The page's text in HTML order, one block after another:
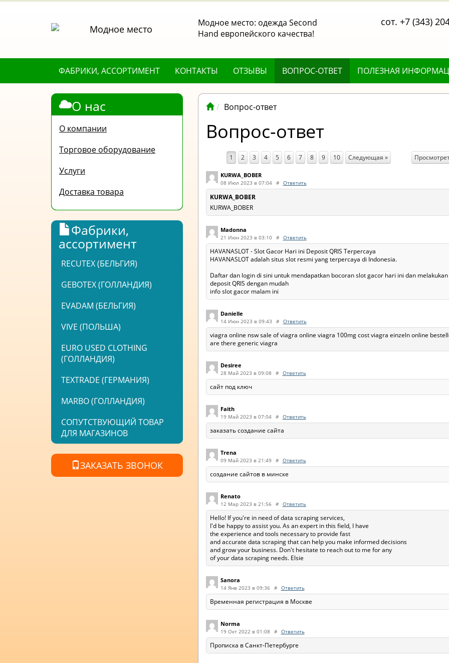
Модное место: одежда Second
Hand европейского качества!
сот. +7 (343)
ФАБРИКИ, АССОРТИМЕНТ КОНТАКТЫ ОТЗЫВЫ ВОПРОС-ОТВЕТ ПОЛЕЗНАЯ
О нас
О компании
Торговое оборудование
Услуги
Доставка товара
Фабрики,
ассортимент
RECUTEX (БЕЛЬГИЯ)
GEBOTEX (ГОЛЛАНДИЯ)
EVADAM (БЕЛЬГИЯ)
VIVE (ПОЛЬША)
EURO USED CLOTHING
(ГОЛЛАНДИЯ)
TEXTRADE (ГЕРМАНИЯ)
MARBO (ГОЛЛАНДИЯ)
СОПУТСТВУЮЩИЙ ТОВАР
ДЛЯ МАГАЗИНОВ
ЗАКАЗАТЬ ЗВОНОК
Вопрос-ответ
Вопрос-ответ
1 2 3 4 5 6 7 8 9 10 Следующая »
KURWA_BOBER
08 Июл 2023 в 07:04 # Ответить
KURWA_BOBER
KURWA_BOBER
Madonna
21 Июн 2023 в 03:10 # Ответить
HAVANASLOT - Slot Gacor Hari ini Deposit QRIS Terpercaya
HAVANASLOT adalah situs slot resmi yang terpercaya di Indonesia.
Daftar dan login di sini untuk mendapatkan bocoran slot gacor hari ini dan
deposit QRIS dengan mudah
info slot gacor malam ini
Danielle
14 Июн 2023 в 09:43 # Ответить
viagra online nsw sale of viagra online viagra 100mg cost viagra einzeln online
are there generic viagra
Desiree
28 Май 2023 в 09:08 # Ответить
сайт под ключ
Faith
19 Май 2023 в 07:04 # Ответить
заказать создание сайта
Trena
09 Май 2023 в 21:49 # Ответить
создание сайтов в минске
Renato
12 Мар 2023 в 21:56 # Ответить
Hello! If you're in need of data scraping services,
I'd be happy to assist you. As an expert in this field, I have
the experience and tools necessary to provide fast
and accurate data scraping that can help you make informed decisions
and grow your business. Don't hesitate to reach out to me for any
of your data scraping needs. Elsie
Sanora
14 Янв 2023 в 09:36 # Ответить
Временная регистрация в Москве
Norma
19 Окт 2022 в 01:08 # Ответить
Прописка в Санкт-Петербурге